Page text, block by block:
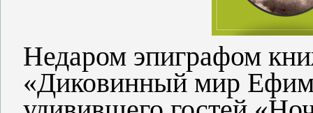
Недаром эпиграфом
«Диковинный мир